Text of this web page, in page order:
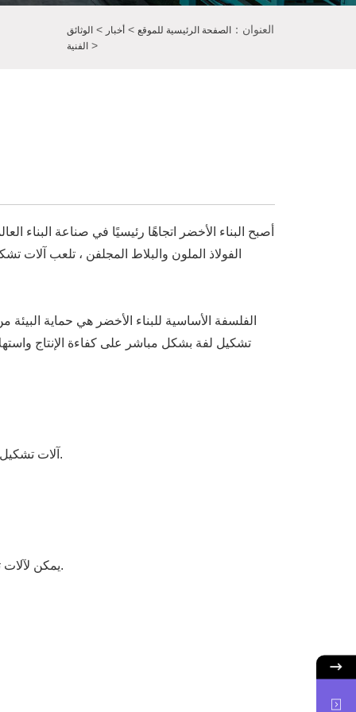
العنوان： الصفحة الرئيسية للموقع >أخبار > الوثائق
الفنية >
أصبح البناء الأخضر اتجاهًا رئيسيًا في صناعة البناء
الفولاذ الملون والبلاط المجلفن ، تلعب آلات
الفلسفة الأساسية للبناء الأخضر هي حماية البيئة
تشكيل لفة بشكل مباشر على كفاءة الإنتاج
آلات تشكيل لفة حديثة تتميز بأنظمة إعادة تدوير النفايات الحافة التي تجمع وتعالج المواد المتبقية ، مما يقلل بشكل كبير من نفايات الموارد.
يمكن لآلات تشكيل الرول معالجة مواد مختلفة ، بما في ذلك الفولاذ المغطى باللون والفولاذ المجلفن والفولاذ المقاوم للصدأ وأكثر من ذلك.